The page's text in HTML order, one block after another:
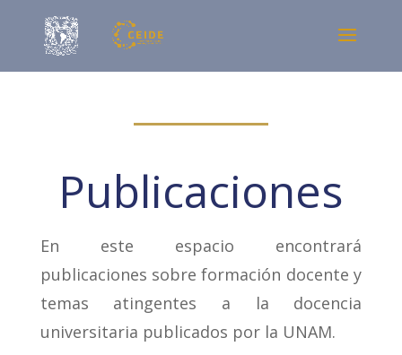
Publicaciones
En este espacio encontrará
publicaciones sobre formación docente y
temas atingentes a la docencia
universitaria publicados por la UNAM.